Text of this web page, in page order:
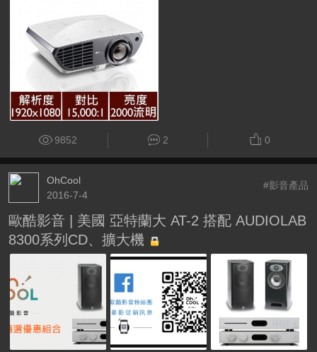
9852 2 0
OhCool
2016-7-4
#影音產品
歐酷影音 | 美國 亞特蘭大 AT-2 搭配 AUDIOLAB
8300系列CD、擴大機